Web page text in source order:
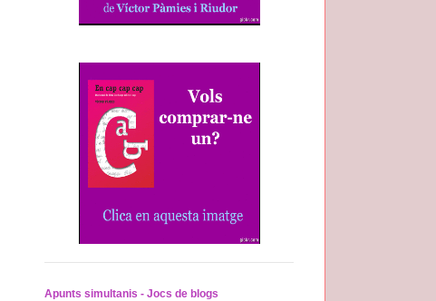
Apunts simultanis - Jocs de blogs